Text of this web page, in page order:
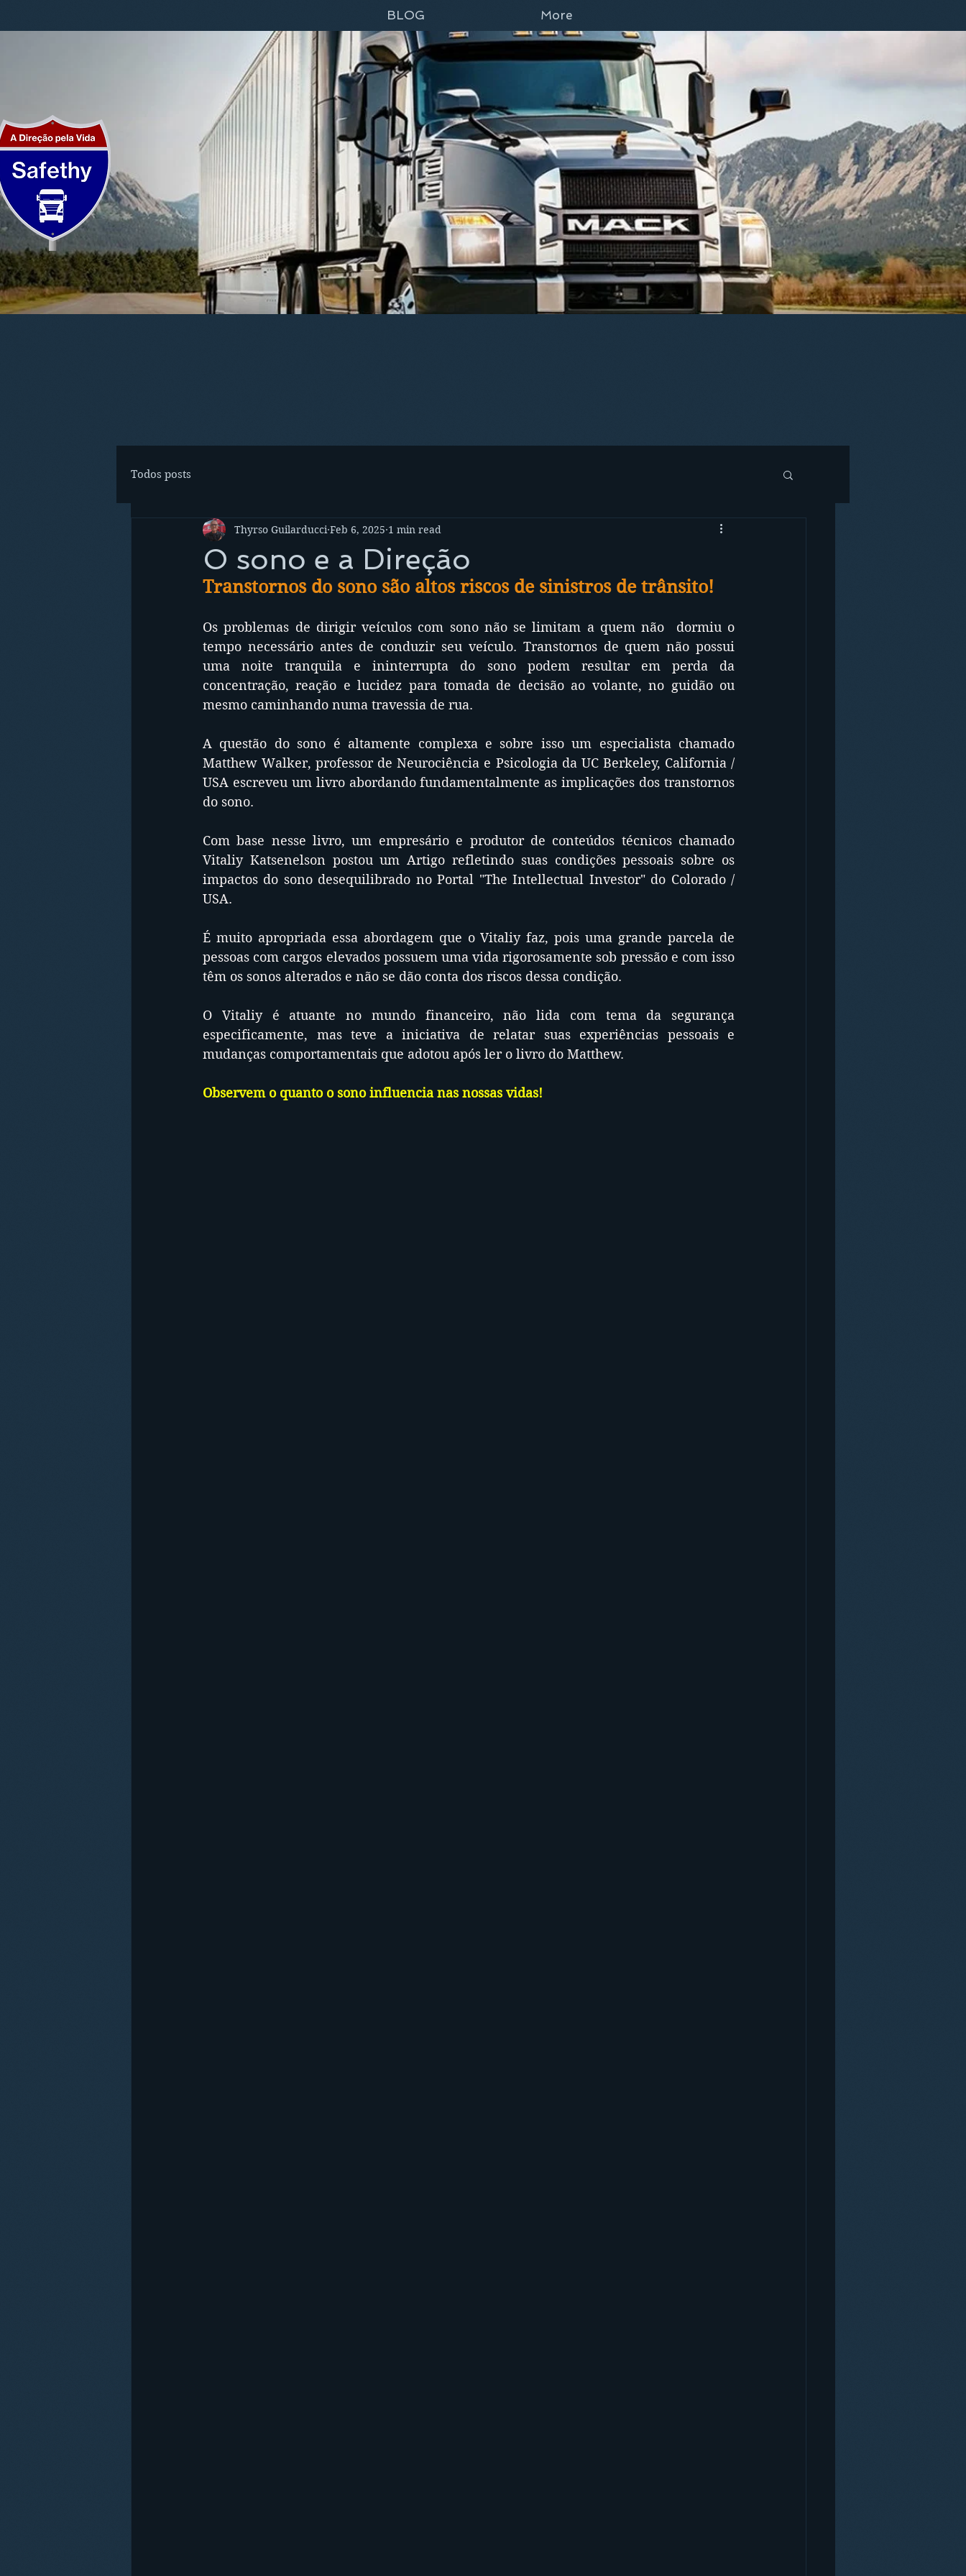
BLOG More
Todos posts
O sono e a Direção
Thyrso Guilarducci Feb 6, 2025 1 min read
Transtornos do sono são altos riscos de sinistros de trânsito!
Os problemas de dirigir veículos com sono não se limitam a quem não  dormiu o
tempo necessário antes de conduzir seu veículo. Transtornos de quem não possui
uma noite tranquila e ininterrupta do sono podem resultar em perda da
concentração, reação e lucidez para tomada de decisão ao volante, no guidão ou
mesmo caminhando numa travessia de rua.
A questão do sono é altamente complexa e sobre isso um especialista chamado
Matthew Walker, professor de Neurociência e Psicologia da UC Berkeley, California /
USA escreveu um livro abordando fundamentalmente as implicações dos transtornos
do sono.
Com base nesse livro, um empresário e produtor de conteúdos técnicos chamado
Vitaliy Katsenelson postou um Artigo refletindo suas condições pessoais sobre os
impactos do sono desequilibrado no Portal "The Intellectual Investor" do Colorado /
USA.
É muito apropriada essa abordagem que o Vitaliy faz, pois uma grande parcela de
pessoas com cargos elevados possuem uma vida rigorosamente sob pressão e com isso
têm os sonos alterados e não se dão conta dos riscos dessa condição.
O Vitaliy é atuante no mundo financeiro, não lida com tema da segurança
especificamente, mas teve a iniciativa de relatar suas experiências pessoais e
mudanças comportamentais que adotou após ler o livro do Matthew.
Observem o quanto o sono influencia nas nossas vidas!